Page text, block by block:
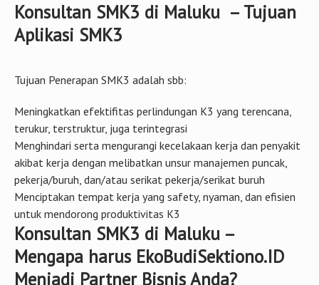
Konsultan SMK3 di Maluku – Tujuan
Aplikasi SMK3
Tujuan Penerapan SMK3 adalah sbb:
Meningkatkan efektifitas perlindungan K3 yang terencana,
terukur, terstruktur, juga terintegrasi
Menghindari serta mengurangi kecelakaan kerja dan penyakit
akibat kerja dengan melibatkan unsur manajemen puncak,
pekerja/buruh, dan/atau serikat pekerja/serikat buruh
Menciptakan tempat kerja yang safety, nyaman, dan efisien
untuk mendorong produktivitas K3
Konsultan SMK3 di Maluku –
Mengapa harus EkoBudiSektiono.ID
Menjadi Partner Bisnis Anda?